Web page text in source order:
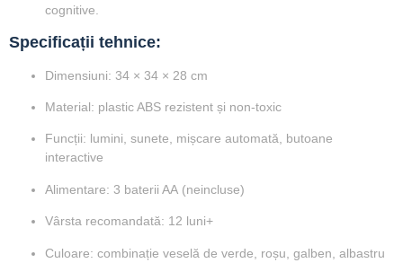
cognitive.
Specificații tehnice:
Dimensiuni: 34 × 34 × 28 cm
Material: plastic ABS rezistent și non-toxic
Funcții: lumini, sunete, mișcare automată, butoane
interactive
Alimentare: 3 baterii AA (neincluse)
Vârsta recomandată: 12 luni+
Culoare: combinație veselă de verde, roșu, galben, albastru